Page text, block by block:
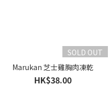
SOLD OUT
Marukan 芝士雞胸肉凍乾
HK$38.00